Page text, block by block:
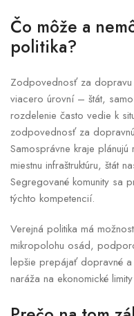
Čo môže a
politika?
Zodpovednosť za dopravu
viacero úrovní – štát,
rozdelenie často vedie k
zodpovednosť za
Samosprávne kraje
miestnu infraštruktúru, štát
Segregované komunity sa
týchto kompetencií.
Verejná politika má
mikropolohu osád,
lepšie prepájať dopravné
naráža na ekonomické